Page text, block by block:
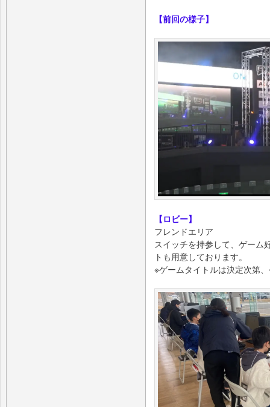
【前回の様子】
【ロビー】
フレンドエリア
スイッチを持参して、ゲーム
トも用意しております。
※ゲームタイトルは決定次第